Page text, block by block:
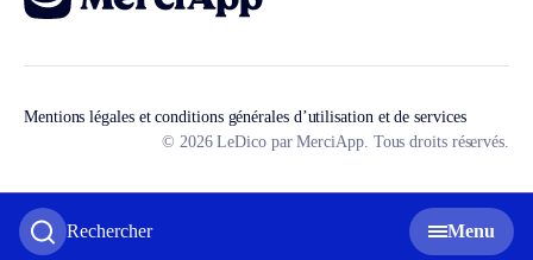
Rechercher Menu
Mentions légales et conditions générales d’utilisation et de services
© 2026 LeDico par MerciApp. Tous droits réservés.